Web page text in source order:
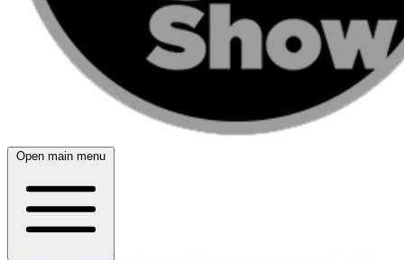
Open main menu